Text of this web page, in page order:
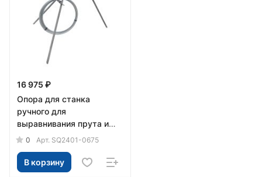
16 975 ₽
Опора для станка
ручного для
выравнивания прута и
полосы (упак. 1 шт.) TDM
0 Арт. SQ2401-0675
В корзину